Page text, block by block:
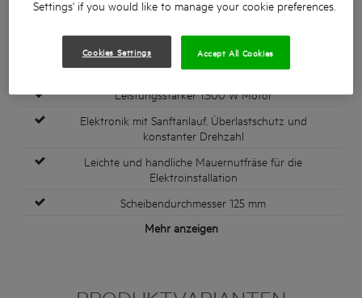
Leistungsstarker 1.500 W Motor
Elektronik mit Sanftanlauf, Überlastschutz und
konstanter Drehzahl
Leichte und handliche Mauernutfräse für die
Elektroinstallation
Scheibendurchmesser 125 mm
Mehr anzeigen
Settings' if you would like to manage your cookie preferences.
Cookies Settings Accept All Cookies